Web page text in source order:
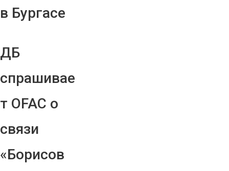
в Бургасе
ДБ
спрашивае
т OFAC о
связи
«Борисов